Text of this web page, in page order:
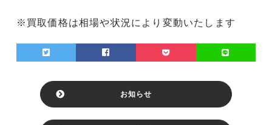
※買取価格は相場や状況により変動いたします
お知らせ